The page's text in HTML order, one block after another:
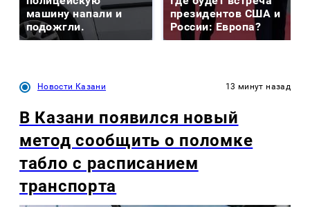
машину напали и
подожгли.
президентов США и
России: Европа?
Новости Казани 13 минут назад
В Казани появился новый
метод сообщить о поломке
табло с расписанием
транспорта